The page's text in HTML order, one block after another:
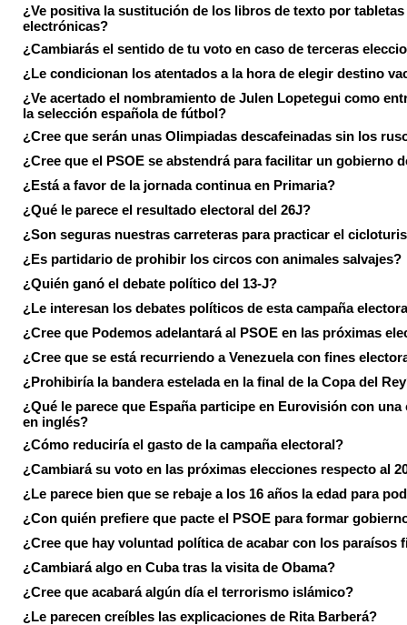
¿Ve positiva la sustitución de los libros de texto por tabletas
electrónicas?
¿Cambiarás el sentido de tu voto en caso de terceras
¿Le condicionan los atentados a la hora de elegir destino
¿Ve acertado el nombramiento de Julen Lopetegui como
la selección española de fútbol?
¿Cree que serán unas Olimpiadas descafeinadas sin los
¿Cree que el PSOE se abstendrá para facilitar un gobierno
¿Está a favor de la jornada continua en Primaria?
¿Qué le parece el resultado electoral del 26J?
¿Son seguras nuestras carreteras para practicar el
¿Es partidario de prohibir los circos con animales salvajes?
¿Quién ganó el debate político del 13-J?
¿Le interesan los debates políticos de esta campaña
¿Cree que Podemos adelantará al PSOE en las próximas
¿Cree que se está recurriendo a Venezuela con fines
¿Prohibiría la bandera estelada en la final de la Copa del
¿Qué le parece que España participe en Eurovisión con una
en inglés?
¿Cómo reduciría el gasto de la campaña electoral?
¿Cambiará su voto en las próximas elecciones respecto al
¿Le parece bien que se rebaje a los 16 años la edad para
¿Con quién prefiere que pacte el PSOE para formar
¿Cree que hay voluntad política de acabar con los paraísos
¿Cambiará algo en Cuba tras la visita de Obama?
¿Cree que acabará algún día el terrorismo islámico?
¿Le parecen creíbles las explicaciones de Rita Barberá?